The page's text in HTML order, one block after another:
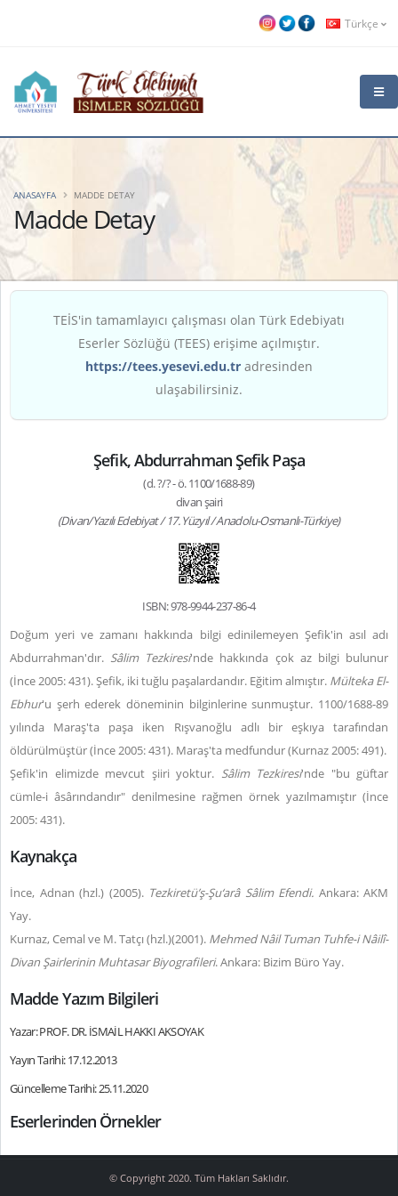
Türkçe
Madde Detay
ANASAYFA MADDE DETAY
TEİS'in tamamlayıcı çalışması olan Türk Edebiyatı
Eserler Sözlüğü (TEES) erişime açılmıştır.
https://tees.yesevi.edu.tr adresinden
ulaşabilirsiniz.
Şefik, Abdurrahman Şefik Paşa
(d. ?/? - ö. 1100/1688-89)
divan şairi
(Divan/Yazılı Edebiyat / 17. Yüzyıl / Anadolu-Osmanlı-Türkiye)
ISBN: 978-9944-237-86-4
Doğum yeri ve zamanı hakkında bilgi edinilemeyen Şefik'in asıl adı
Abdurrahman'dır. Sâlim Tezkiresi'nde hakkında çok az bilgi bulunur
(İnce 2005: 431). Şefik, iki tuğlu paşalardandır. Eğitim almıştır. Mülteka El-
Ebhur'u şerh ederek dö­neminin bilginlerine sunmuştur. 1100/1688-89
yılında Maraş'ta paşa iken Rışvanoğlu adlı bir eşkıya tarafından
öldürülmüştür (İnce 2005: 431). Maraş'ta medfundur (Kurnaz 2005: 491).
Şefik'in elimizde mevcut şiiri yoktur. Sâlim Tezkiresi'nde "bu güftar
cümle-i âsârındandır" denilmesine rağmen örnek yazılmamıştır (İnce
2005: 431).
Kaynakça
İnce, Adnan (hzl.) (2005). Tezkiretü’ş-Şu‘arâ Sâlim Efendi. Ankara: AKM
Yay.
Kurnaz, Cemal ve M. Tatçı (hzl.)(2001). Mehmed Nâil Tuman Tuhfe-i Nâilî-
Divan Şairlerinin Muhtasar Biyografileri. Ankara: Bizim Büro Yay.
Madde Yazım Bilgileri
Yazar: PROF. DR. İSMAİL HAKKI AKSOYAK
Yayın Tarihi: 17.12.2013
Güncelleme Tarihi: 25.11.2020
Eserlerinden Örnekler
© Copyright 2020. Tüm Hakları Saklıdır.